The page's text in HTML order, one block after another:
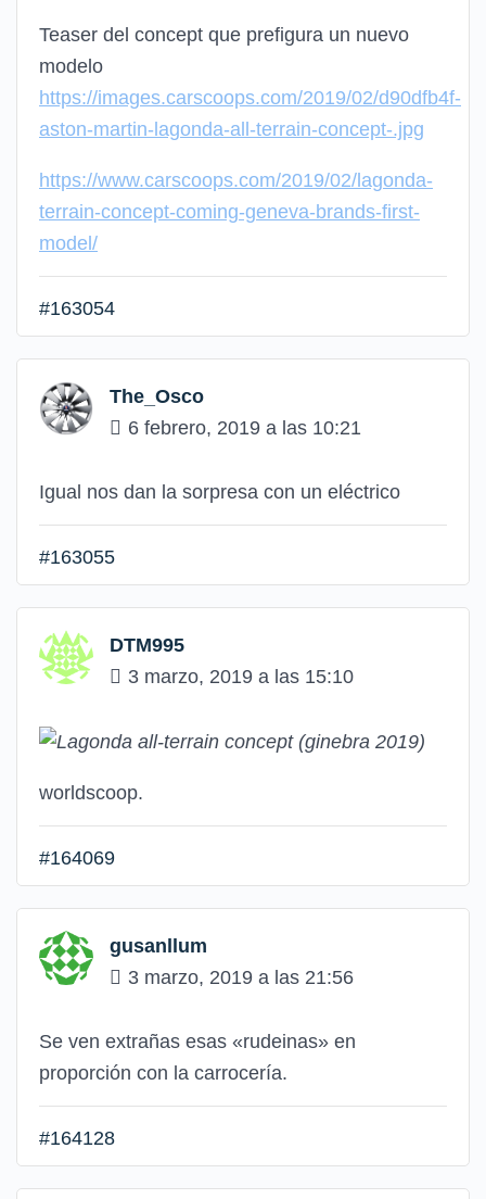
Teaser del concept que prefigura un nuevo
modelo
https://images.carscoops.com/2019/02/d90dfb4f-
aston-martin-lagonda-all-terrain-concept-.jpg
https://www.carscoops.com/2019/02/lagonda-
terrain-concept-coming-geneva-brands-first-
model/
#163054
The_Osco
6 febrero, 2019 a las 10:21
Igual nos dan la sorpresa con un eléctrico
#163055
DTM995
3 marzo, 2019 a las 15:10
worldscoop.
#164069
gusanllum
3 marzo, 2019 a las 21:56
Se ven extrañas esas «rudeinas» en
proporción con la carrocería.
#164128